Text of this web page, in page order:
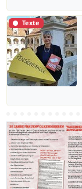
Texte